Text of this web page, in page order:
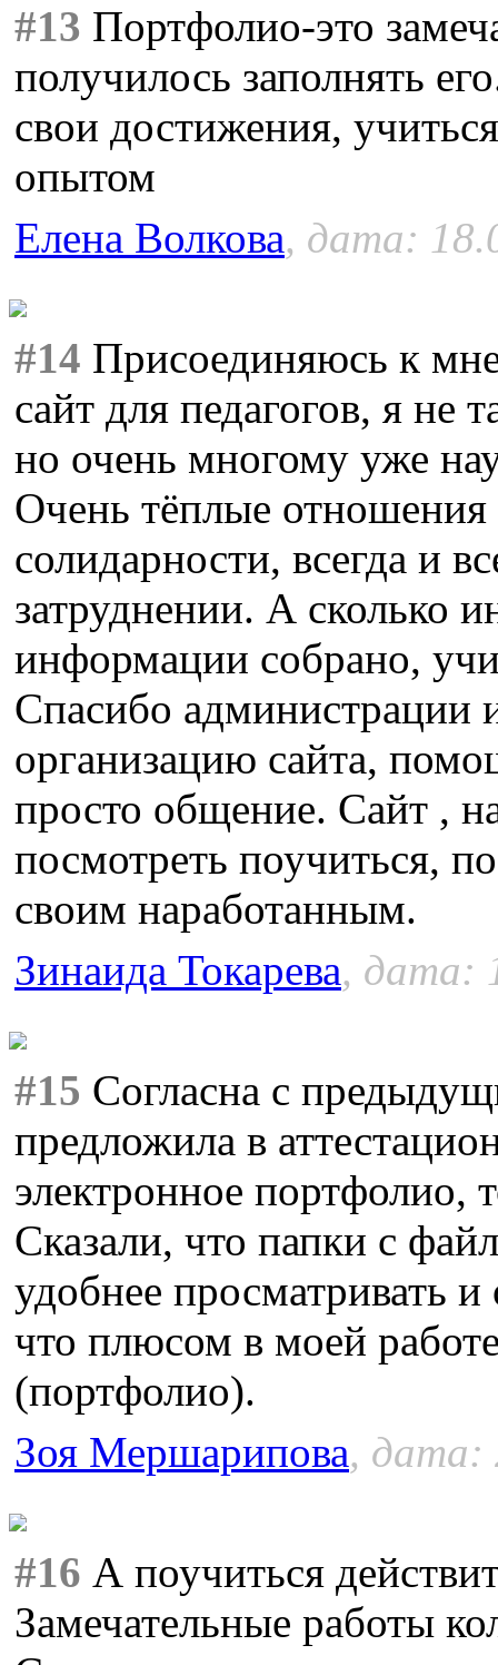
#13 Портфолио-это
получилось заполнять
свои достижения,
опытом
Елена Волкова, дата:
#14 Присоединяюсь к
сайт для педагогов, я не
но очень многому уже
Очень тёплые отношения
солидарности, всегда и
затруднении. А сколько
информации собрано,
Спасибо администрации
организацию сайта,
просто общение. Сайт ,
посмотреть поучиться,
своим наработанным.
Зинаида Токарева, дата:
#15 Согласна с
предложила в
электронное портфолио,
Сказали, что папки с
удобнее просматривать
что плюсом в моей
(портфолио).
Зоя Мершарипова, дата:
#16 А поучиться
Замечательные работы